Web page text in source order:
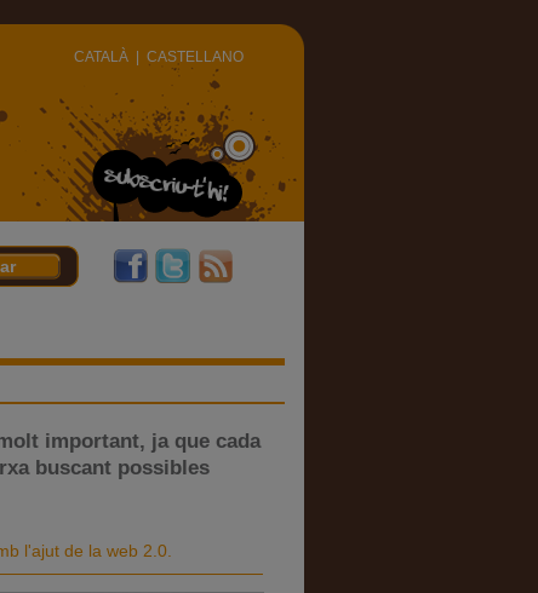
CATALÀ CASTELLANO
important, ja que cada
buscant possibles
l'ajut de la web 2.0.